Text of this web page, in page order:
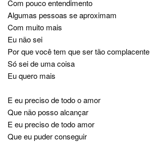
Com pouco entendimento
Algumas pessoas se aproximam
Com muito mais
Eu não sei
Por que você tem que ser tão complacente
Só sei de uma coisa
Eu quero mais
E eu preciso de todo o amor
Que não posso alcançar
E eu preciso de todo amor
Que eu puder conseguir